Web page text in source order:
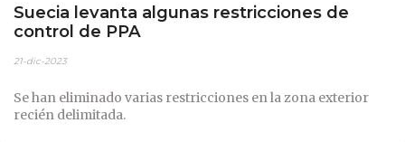
Suecia levanta algunas restricciones de
control de PPA
21-dic-2023
Se han eliminado varias restricciones en la zona exterior
recién delimitada.